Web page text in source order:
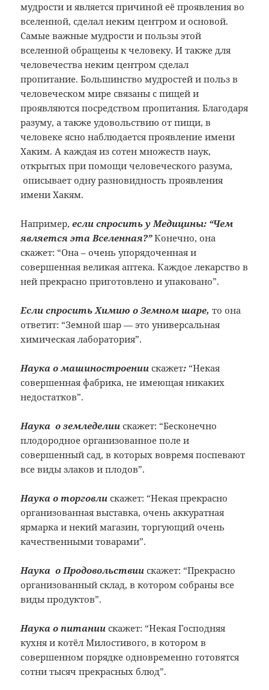
мудрости и является причиной её проявления во
вселенной, сделал неким центром и основой.
Самые важные мудрости и пользы этой
вселенной обращены к человеку. И также для
человечества неким центром сделал
пропитание. Большинство мудростей и польз в
человеческом мире связаны с пищей и
проявляются посредством пропитания. Благодаря
разуму, а также удовольствию от пищи, в
человеке ясно наблюдается проявление имени
Хаким. А каждая из сотен множеств наук,
открытых при помощи человеческого разума,
описывает одну разновидность проявления
имени Хакям.
Например,если спросить у Медицины: “Чем
является эта Вселенная?”Конечно, она
скажет: “Она – очень упорядоченная и
совершенная великая аптека. Каждое лекарство в
ней прекрасно приготовлено и упаковано”.
Если спросить Химию о Земном шаре, то она
ответит: “Земной шар — это универсальная
химическая лаборатория”.
Наука о машиностроениискажет: “Некая
совершенная фабрика, не имеющая никаких
недостатков”.
Наука о земледелии скажет: “Бесконечно
плодородное организованное поле и
совершенный сад, в которых вовремя поспевают
все виды злаков и плодов”.
Наука о торговли скажет: “Некая прекрасно
организованная выставка, очень аккуратная
ярмарка и некий магазин, торгующий очень
качественными товарами”.
Наука о Продовольствии скажет: “Прекрасно
организованный склад, в котором собраны все
виды продуктов”.
Наука о питании скажет: “Некая Господняя
кухня и котёл Милостивого, в котором в
совершенном порядке одновременно готовятся
сотни тысяч прекрасных блюд”.